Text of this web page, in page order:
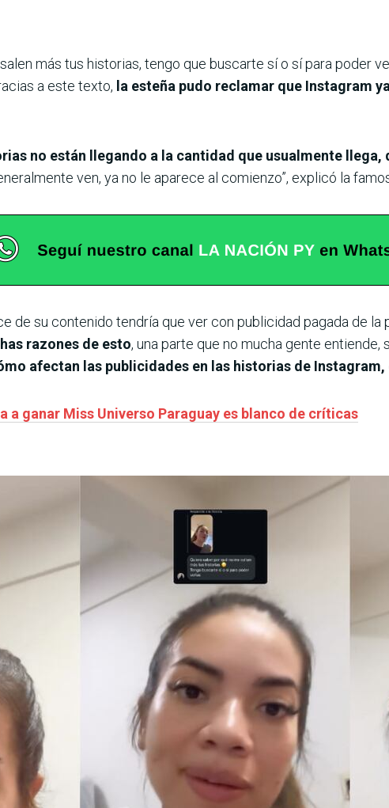
más tus historias, tengo que buscarte sí o sí para poder
a este texto, la esteña pudo reclamar que Instagram
no están llegando a la cantidad que usualmente llega,
ven, ya no le aparece al comienzo”, explicó la
de su contenido tendría que ver con publicidad pagada de la
razones de esto, una parte que no mucha gente
afectan las publicidades en las historias de Instagram,
a ganar Miss Universo Paraguay es blanco de críticas